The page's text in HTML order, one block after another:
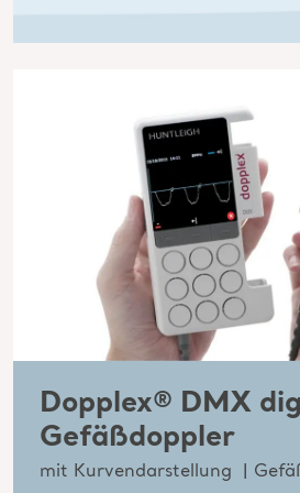
Dopplex® DMX
Gefäßdoppler
mit Kurvendarstellung |